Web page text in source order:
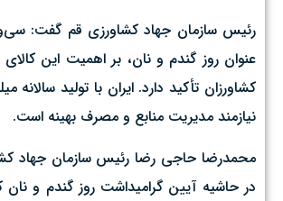
رئیس سازمان جهاد کشاورزی قم گفت:
عنوان روز گندم و نان، بر اهمیت این
کشاورزان تأکید دارد. ایران با تولید سالانه
نیازمند مدیریت منابع و مصرف بهینه است.
محمدرضا حاجی رضا رئیس سازمان جهاد
در حاشیه آیین گرامیداشت روز گندم و